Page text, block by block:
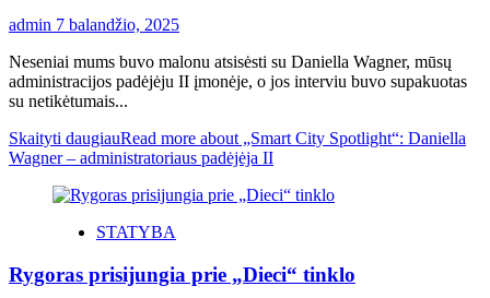
admin 7 balandžio, 2025
Neseniai mums buvo malonu atsisėsti su Daniella Wagner, mūsų
administracijos padėjėju II įmonėje, o jos interviu buvo supakuotas
su netikėtumais...
Skaityti daugiauRead more about „Smart City Spotlight“: Daniella
Wagner – administratoriaus padėjėja II
STATYBA
Rygoras prisijungia prie „Dieci“ tinklo